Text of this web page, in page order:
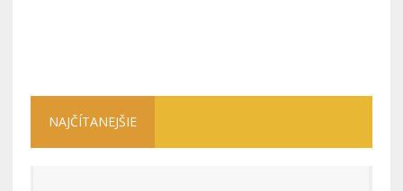
NAJČÍTANEJŠIE